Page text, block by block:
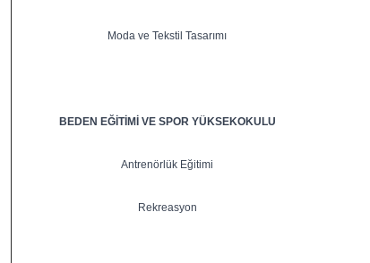
Moda ve Tekstil Tasarımı
BEDEN EĞİTİMİ VE SPOR YÜKSEKOKULU
Antrenörlük Eğitimi
Rekreasyon